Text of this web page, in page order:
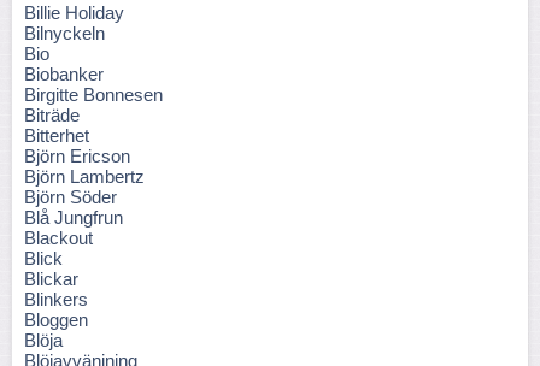
Billie Holiday
Bilnyckeln
Bio
Biobanker
Birgitte Bonnesen
Biträde
Bitterhet
Björn Ericson
Björn Lambertz
Björn Söder
Blå Jungfrun
Blackout
Blick
Blickar
Blinkers
Bloggen
Blöja
Blöjavvänjning